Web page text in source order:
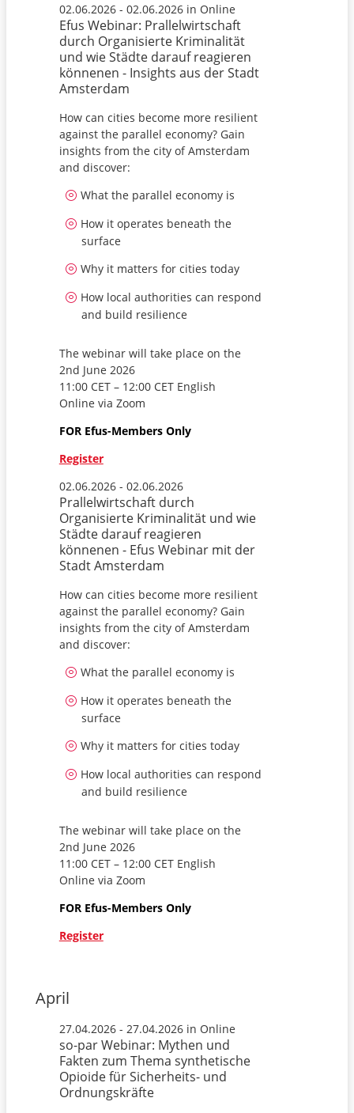
02.06.2026 - 02.06.2026 in Online
Efus Webinar: Prallelwirtschaft
durch Organisierte Kriminalität
und wie Städte darauf reagieren
könnenen - Insights aus der Stadt
Amsterdam
How can cities become more resilient
against the parallel economy? Gain
insights from the city of Amsterdam
and discover:
What the parallel economy is
How it operates beneath the
surface
Why it matters for cities today
How local authorities can respond
and build resilience
The webinar will take place on the
2nd June 2026
11:00 CET – 12:00 CET English
Online via Zoom
FOR Efus-Members Only
Register
02.06.2026 - 02.06.2026
Prallelwirtschaft durch
Organisierte Kriminalität und wie
Städte darauf reagieren
könnenen - Efus Webinar mit der
Stadt Amsterdam
How can cities become more resilient
against the parallel economy? Gain
insights from the city of Amsterdam
and discover:
What the parallel economy is
How it operates beneath the
surface
Why it matters for cities today
How local authorities can respond
and build resilience
The webinar will take place on the
2nd June 2026
11:00 CET – 12:00 CET English
Online via Zoom
FOR Efus-Members Only
Register
April
27.04.2026 - 27.04.2026 in Online
so-par Webinar: Mythen und
Fakten zum Thema synthetische
Opioide für Sicherheits- und
Ordnungskräfte